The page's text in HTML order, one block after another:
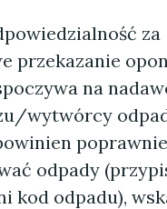
za
przekazanie
na
wytwórcy
poprawnie
odpady
kod odpadu),